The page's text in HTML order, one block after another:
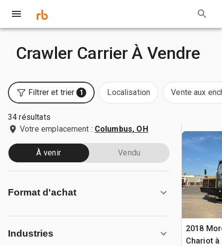
Crawler Carrier À Vendre
Filtrer et trier 1 Localisation Vente aux
34 résultats
Votre emplacement : Columbus, OH
À venir Vendu
Format d'achat
Industries
2018
Chariot